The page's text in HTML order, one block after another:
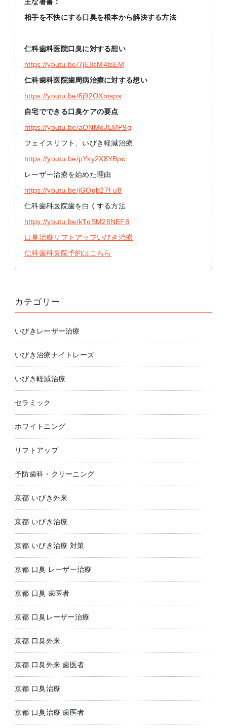
相手を不快にする口臭を根本から解決する方法
仁科歯科医院口臭に対する想い
https://youtu.be/7jE8sM4tsEM
仁科歯科医院歯周病治療に対する想い
https://youtu.be/6j92OXntsps
自宅でできる口臭ケアの要点
https://youtu.be/aONMoJLMP9g
フェイスリフト、いびき軽減治療
https://youtu.be/pYky2X8YBpc
レーザー治療を始めた理由
https://youtu.be/jGOqb27f-u8
仁科歯科医院歯を白くする方法
https://youtu.be/kTqSM28NEF8
口臭治療リフトアップいびき治療
仁科歯科医院予約はこちら
カテゴリー
いびきレーザー治療
いびき治療ナイトレーズ
いびき軽減治療
セラミック
ホワイトニング
リフトアップ
予防歯科・クリーニング
京都 いびき外来
京都 いびき治療
京都 いびき治療 対策
京都 口臭 レーザー治療
京都 口臭 歯医者
京都 口臭レーザー治療
京都 口臭外来
京都 口臭外来 歯医者
京都 口臭治療
京都 口臭治療 歯医者